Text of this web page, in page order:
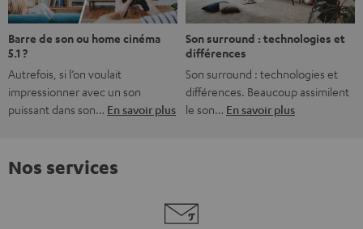
Barre de son ou home cinéma
5.1 ?
Autrefois, si l’on voulait
impressionner avec un son
puissant dans son… En savoir plus
Son surround : technologies et
différences
Son surround : technologies et
différences. Beaucoup assimilent
le son… En savoir plus
Nos services